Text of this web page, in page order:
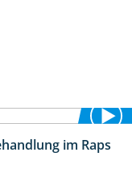
1:17
im Raps